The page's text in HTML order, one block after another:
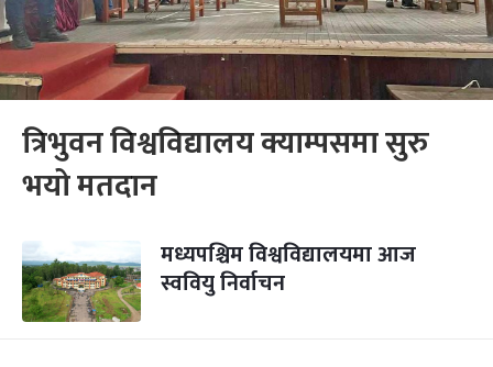
त्रिभुवन विश्वविद्यालय क्याम्पसमा सुरु
भयो मतदान
मध्यपश्चिम विश्वविद्यालयमा आज
स्ववियु निर्वाचन